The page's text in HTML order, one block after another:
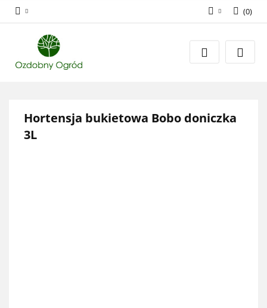
Zaloguj się
Zarejestruj się
(0)
Hortensja bukietowa Bobo doniczka
3L